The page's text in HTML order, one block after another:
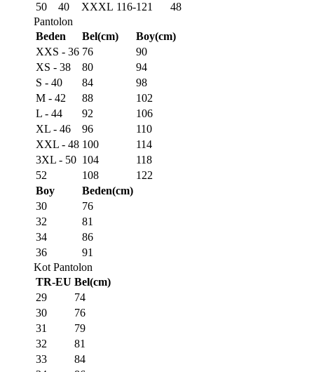
50
40 XXXL 116-121
48
Pantolon
Beden
Bel(cm)
Boy(cm)
XXS - 36 76
90
XS - 38
80
94
S - 40
84
98
M - 42
88
102
L - 44
92
106
XL - 46
96
110
XXL - 48 100
114
3XL - 50 104
118
52
108
122
Boy
Beden(cm)
30
76
32
81
34
86
36
91
Kot Pantolon
TR-EU Bel(cm)
29
74
30
76
31
79
32
81
33
84